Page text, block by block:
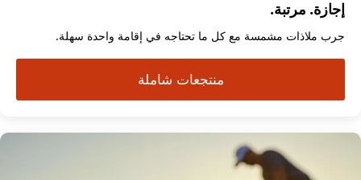
إجازة. مرتبة.
جرب ملاذات مشمسة مع كل ما تحتاجه في إقامة واحدة سهلة.
منتجعات شاملة